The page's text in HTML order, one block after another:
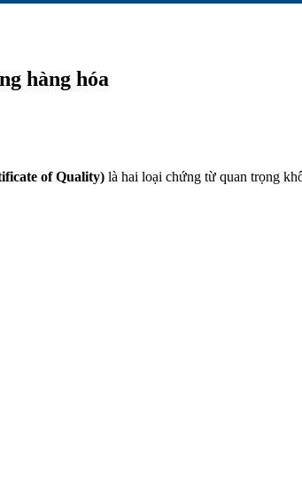
hàng hóa
of Quality) là hai loại chứng từ quan trọng